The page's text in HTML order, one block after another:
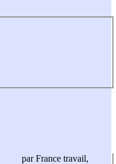
par France travail,